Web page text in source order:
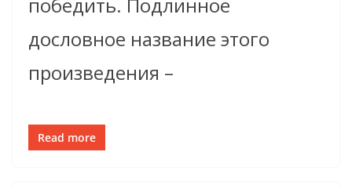
дословное название этого
произведения –
Read more